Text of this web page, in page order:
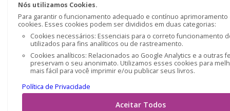
Nós utilizamos Cookies.
Para garantir o funcionamento adequado e contínuo
cookies. Esses cookies podem ser divididos em duas categorias:
Cookies necessários: Essenciais para o correto funcionamento
utilizados para fins analíticos ou de rastreamento.
Cookies analíticos: Relacionados ao Google Analytics e a outras
preservam o seu anonimato. Utilizamos esses cookies para
mais fácil para você imprimir e/ou publicar seus livros.
Política de Privacidade
Aceitar Todos